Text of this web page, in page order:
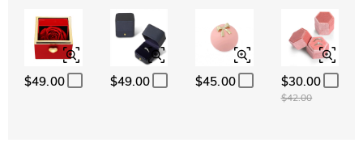
$49.00 $49.00 $45.00 $30.00
$42.00